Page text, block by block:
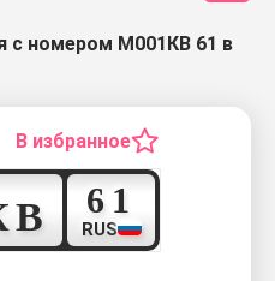
с номером М001КВ 61 в
В избранное
В61
RUS